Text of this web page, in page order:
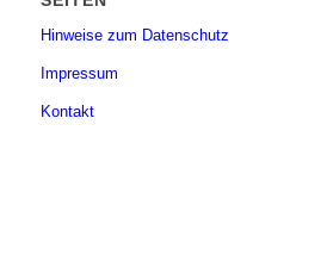
Hinweise zum Datenschutz
Impressum
Kontakt